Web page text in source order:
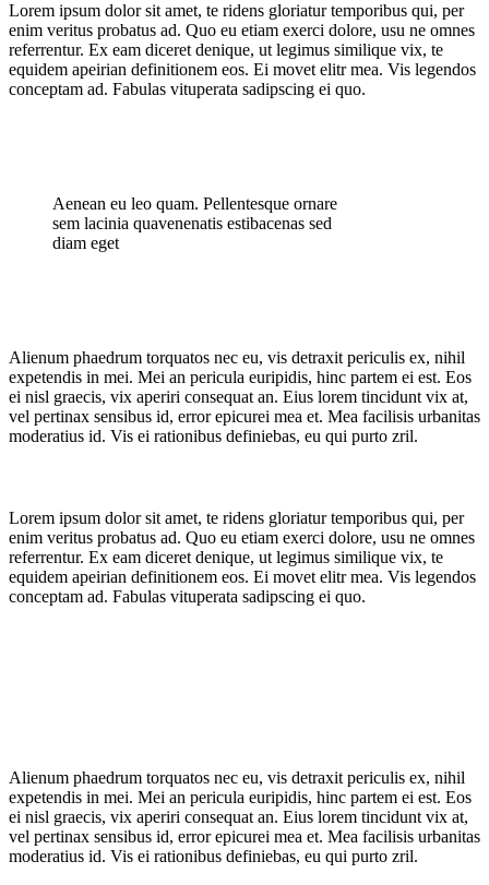
Lorem ipsum dolor sit amet, te ridens gloriatur temporibus qui, per
enim veritus probatus ad. Quo eu etiam exerci dolore, usu ne omnes
referrentur. Ex eam diceret denique, ut legimus similique vix, te
equidem apeirian definitionem eos. Ei movet elitr mea. Vis legendos
conceptam ad. Fabulas vituperata sadipscing ei quo.
Aenean eu leo quam. Pellentesque ornare
sem lacinia quavenenatis estibacenas sed
diam eget
Alienum phaedrum torquatos nec eu, vis detraxit periculis ex, nihil
expetendis in mei. Mei an pericula euripidis, hinc partem ei est. Eos
ei nisl graecis, vix aperiri consequat an. Eius lorem tincidunt vix at,
vel pertinax sensibus id, error epicurei mea et. Mea facilisis urbanitas
moderatius id. Vis ei rationibus definiebas, eu qui purto zril.
Lorem ipsum dolor sit amet, te ridens gloriatur temporibus qui, per
enim veritus probatus ad. Quo eu etiam exerci dolore, usu ne omnes
referrentur. Ex eam diceret denique, ut legimus similique vix, te
equidem apeirian definitionem eos. Ei movet elitr mea. Vis legendos
conceptam ad. Fabulas vituperata sadipscing ei quo.
Alienum phaedrum torquatos nec eu, vis detraxit periculis ex, nihil
expetendis in mei. Mei an pericula euripidis, hinc partem ei est. Eos
ei nisl graecis, vix aperiri consequat an. Eius lorem tincidunt vix at,
vel pertinax sensibus id, error epicurei mea et. Mea facilisis urbanitas
moderatius id. Vis ei rationibus definiebas, eu qui purto zril.